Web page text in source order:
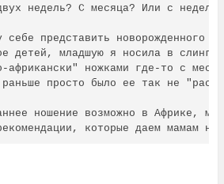
недель? С месяца? Или с
себе представить новорожденного
детей, младшую я носила в
африкански" ножками где-то с
просто было ее так не
ношение возможно в Африке, мы
которые даем мамам